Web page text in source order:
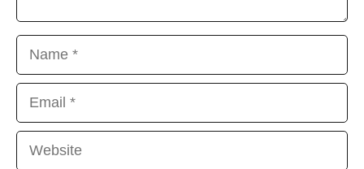
Name
Email
Website